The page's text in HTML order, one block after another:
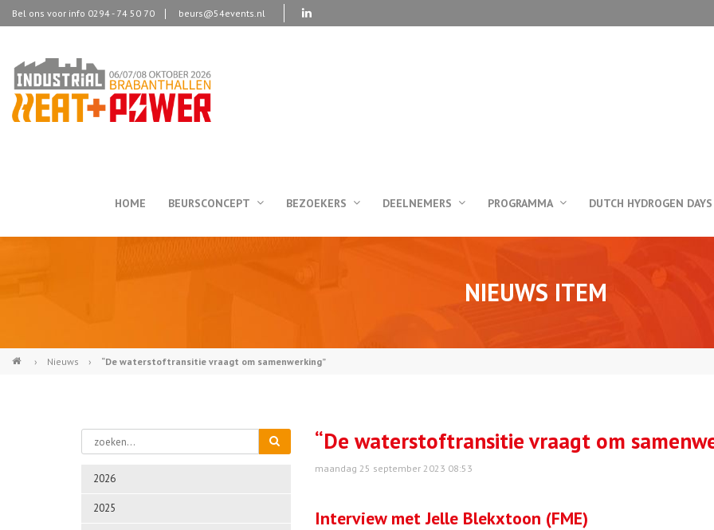
Bel ons voor info 0294 - 74 50 70 beurs@54events.nl
HOME BEURSCONCEPT BEZOEKERS DEELNEMERS PROGRAMMA DUTCH HYDROGEN DAYS
NIEUWS ITEM
› Nieuws › “De waterstoftransitie vraagt om samenwerking”
2026
2025
“De waterstoftransitie vraagt om
maandag 25 september 2023 08:53
Interview met Jelle Blekxtoon (FME)